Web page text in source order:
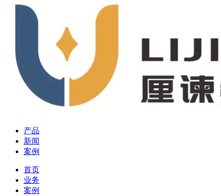
产品
新闻
案例
首页
业务
案例